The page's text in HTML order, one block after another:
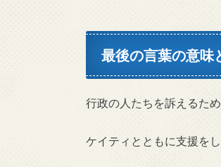
最後の言葉の意味
行政の人たちを訴えるた
ケイティとともに支援を